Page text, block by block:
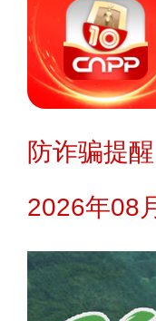
防诈骗提
2026年08